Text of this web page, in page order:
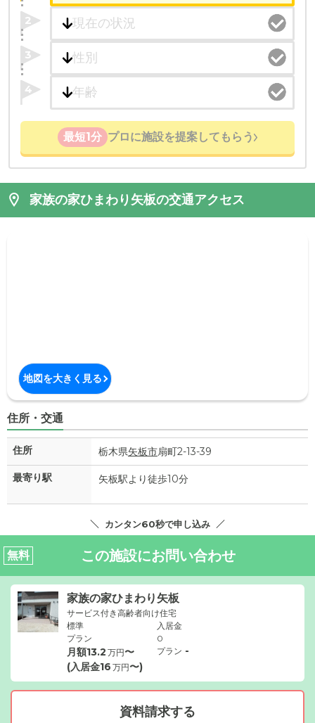
2
3
4
最短1分 プロに施設を提案してもらう
家族の家ひまわり矢板の交通アクセス
地図を大きく見る
住所・交通
住所 栃木県矢板市扇町2-13-39
最寄り駅 矢板駅より徒歩10分
カンタン60秒で申し込み
無料 この施設にお問い合わせ
家族の家ひまわり矢板
サービス付き高齢者向け住宅
標準
プラン
月額13.2 万円〜
(入居金16 万円〜)
入居金
0
プラン -
資料請求する